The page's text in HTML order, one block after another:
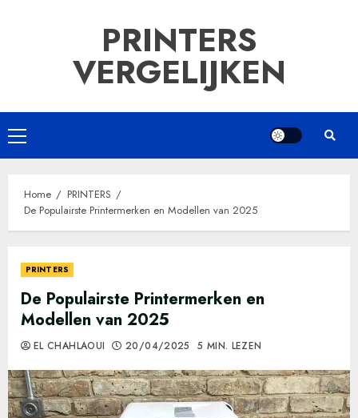
PRINTERS
VERGELIJKEN
Primair
menu
Home
PRINTERS
De Populairste Printermerken en Modellen van 2025
PRINTERS
De Populairste Printermerken en
Modellen van 2025
EL CHAHLAOUI 20/04/2025 5 MIN. LEZEN